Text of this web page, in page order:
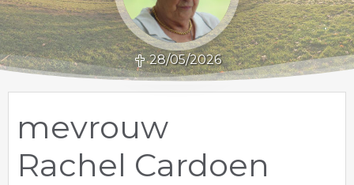
28/05/2026
mevrouw
Rachel Cardoen